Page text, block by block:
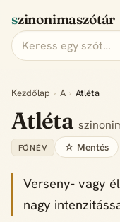
szinonimaszótár
Kezdőlap › A › Atléta
Atléta
FŐNÉV ☆ Mentés
Verseny- vagy
nagy